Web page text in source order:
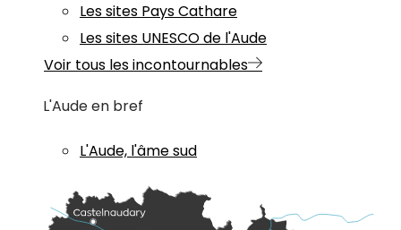
Les sites Pays Cathare
Les sites UNESCO de l'Aude
Voir tous les incontournables
L'Aude en bref
L'Aude, l'âme sud